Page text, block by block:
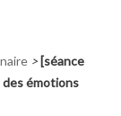
> [séance
des émotions